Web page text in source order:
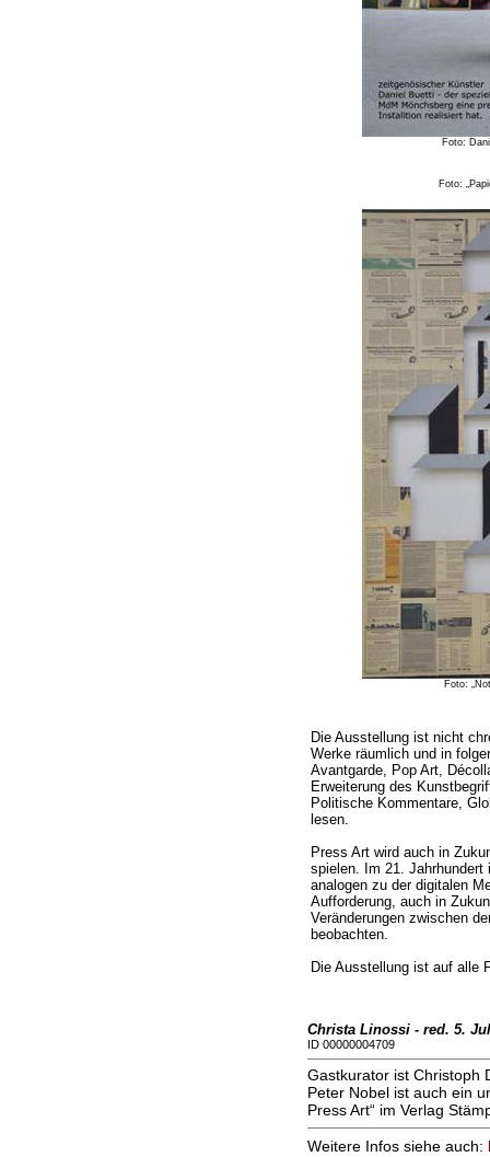
Foto:
Foto:
Foto:
Die Ausstellung ist nicht
Werke räumlich und in
Avantgarde, Pop Art,
Erweiterung des
Politische Kommentare,
lesen.
Press Art wird auch in
spielen. Im 21.
analogen zu der digitalen
Aufforderung, auch in
Veränderungen zwischen
beobachten.
Die Ausstellung ist auf alle
Christa Linossi - red. 5.
ID 00000004709
Gastkurator ist Christoph
Peter Nobel ist auch ein
Press Art“ im Verlag
Weitere Infos siehe auch: